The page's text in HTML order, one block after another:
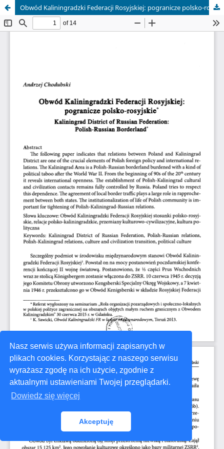
Nasz serwis używa informacji zapisanych w
plikach cookies. Korzystając z naszego serwisu
wyrażasz zgodę na ich użycie, zgodnie z
aktualnymi ustawieniami Twojej przeglądarki.
Dowiedz się więcej
Akceptuję
Obwód Kaliningradzki Federacji Rosyjskiej: pogranicze polsko-rosyjskie